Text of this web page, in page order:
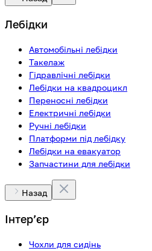
Лебідки
Автомобільні лебідки
Такелаж
Гідравлічні лебідки
Лебідки на квадроцикл
Переносні лебідки
Електричні лебідки
Ручні лебідки
Платформи під лебідку
Лебідки на евакуатор
Запчастини для лебідки
Назад
Інтерʼєр
Чохли для сидінь